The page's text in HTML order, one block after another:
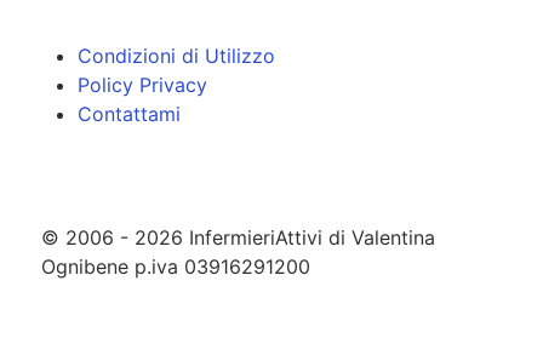
Condizioni di Utilizzo
Policy Privacy
Contattami
© 2006 - 2026 InfermieriAttivi di Valentina
Ognibene p.iva 03916291200